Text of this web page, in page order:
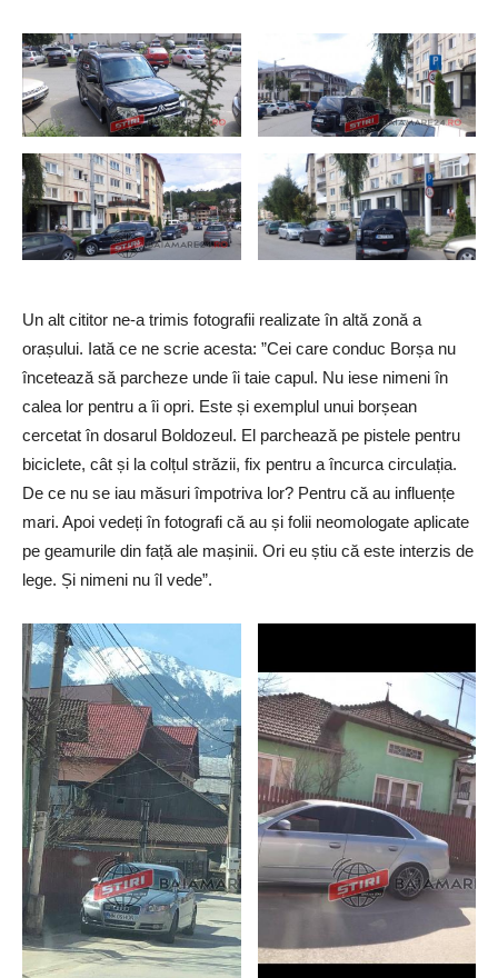
Un alt cititor ne-a trimis fotografii realizate în altă zonă a
orașului. Iată ce ne scrie acesta: ”Cei care conduc Borșa nu
încetează să parcheze unde îi taie capul. Nu iese nimeni în
calea lor pentru a îi opri. Este și exemplul unui borșean
cercetat în dosarul Boldozeul. El parchează pe pistele pentru
biciclete, cât și la colțul străzii, fix pentru a încurca circulația.
De ce nu se iau măsuri împotriva lor? Pentru că au influențe
mari. Apoi vedeți în fotografi că au și folii neomologate aplicate
pe geamurile din față ale mașinii. Ori eu știu că este interzis de
lege. Și nimeni nu îl vede”.